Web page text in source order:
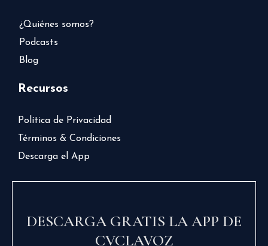
¿Quiénes somos?
Podcasts
Blog
Recursos
Política de Privacidad
Términos & Condiciones
Descarga el App
DESCARGA GRATIS LA APP DE
CVCLAVOZ